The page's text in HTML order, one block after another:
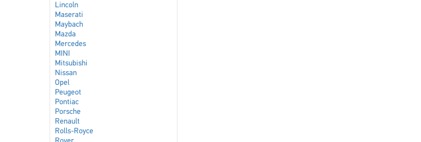
Lincoln
Maserati
Maybach
Mazda
Mercedes
MINI
Mitsubishi
Nissan
Opel
Peugeot
Pontiac
Porsche
Renault
Rolls-Royce